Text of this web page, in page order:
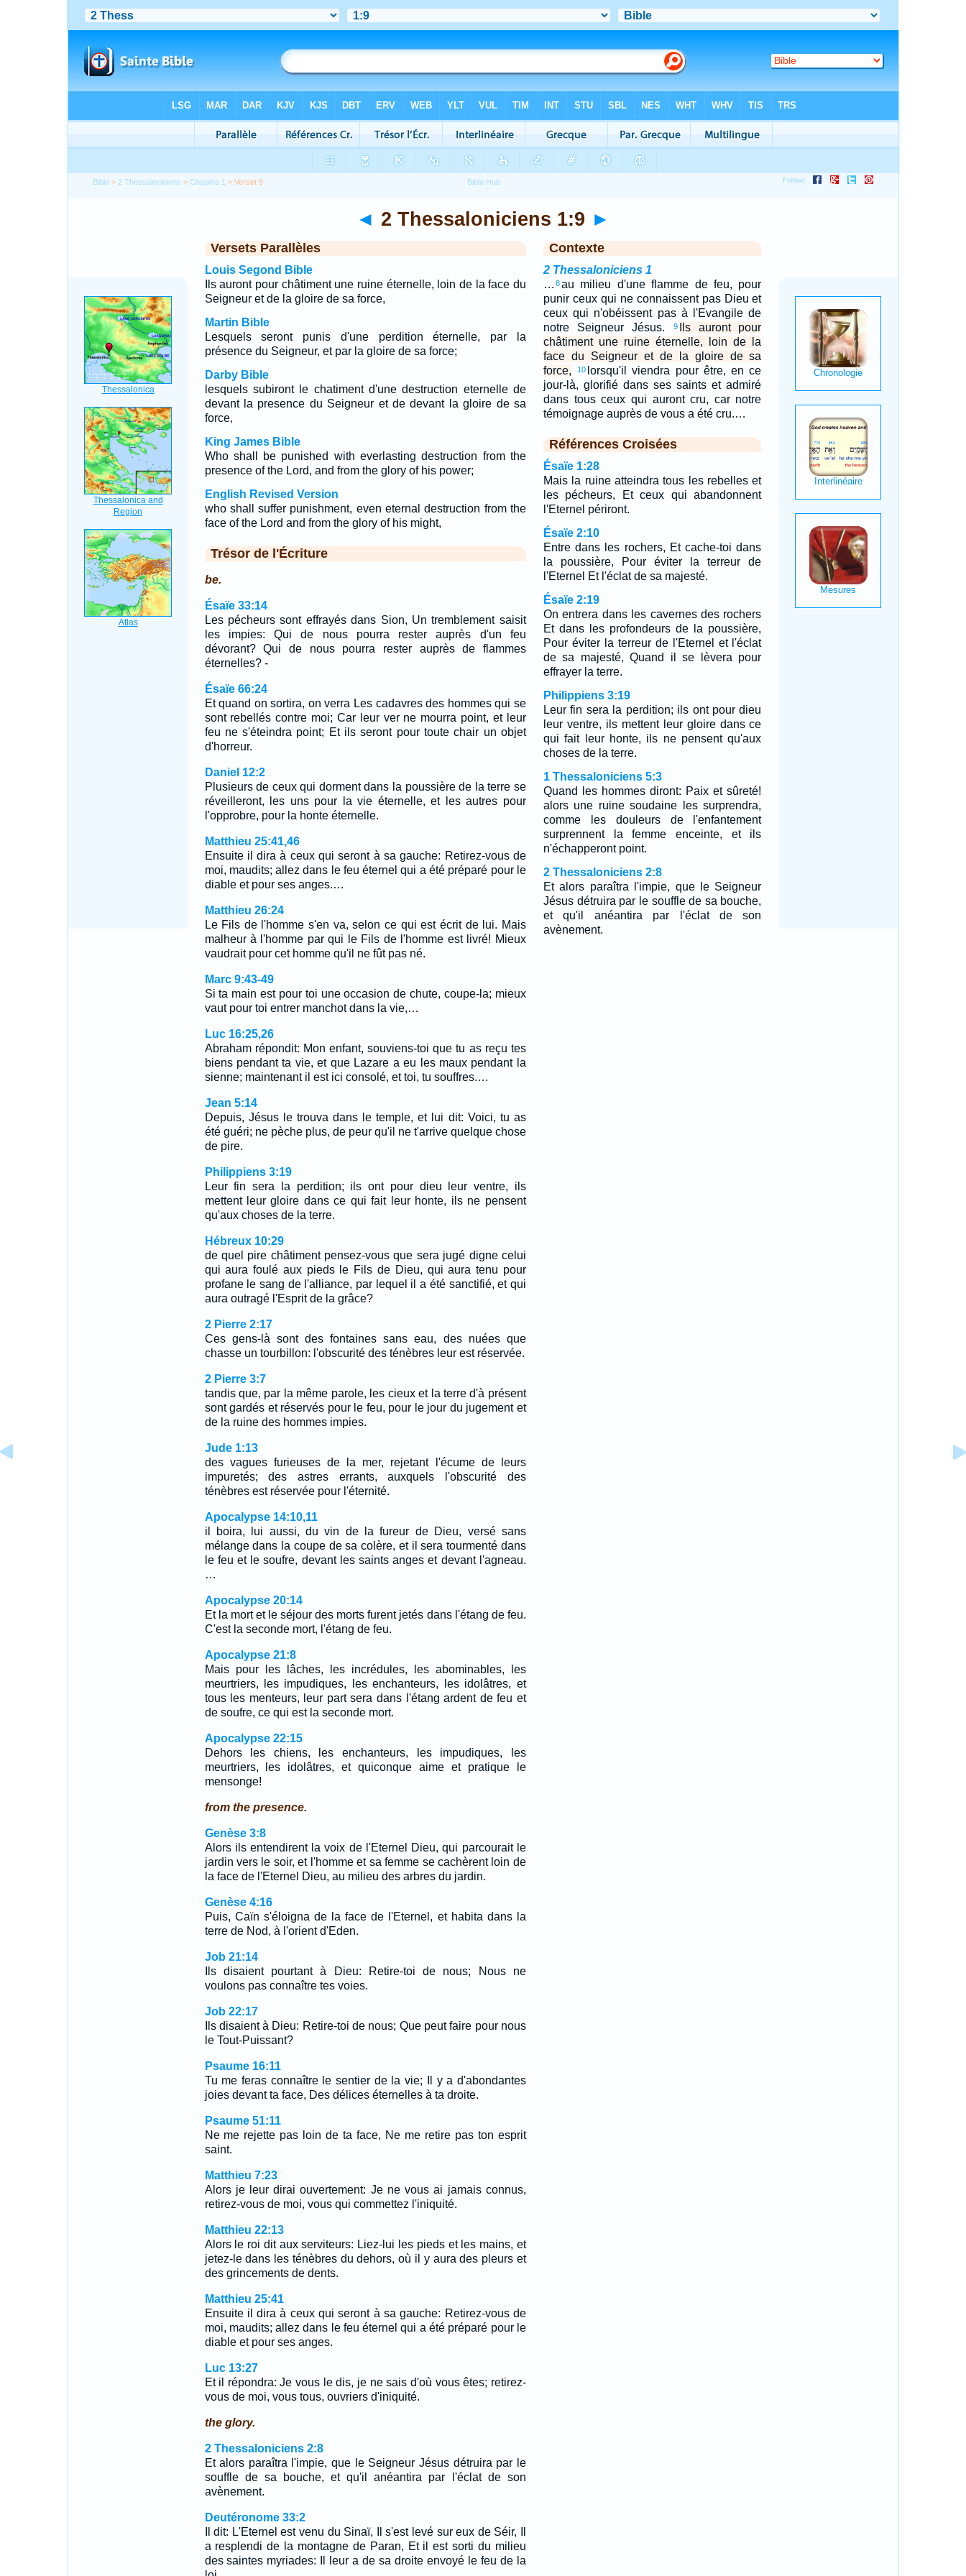
Bible > 2 Thessaloniciens >Chapitre 1 > Verset 9
◄ 2 Thessaloniciens 1:9 ►
Versets Parallèles
Louis Segond Bible
Ils auront pour châtiment une ruine éternelle, loin de la face du
Seigneur et de la gloire de sa force,
Martin Bible
Lesquels seront punis d'une perdition éternelle, par la
présence du Seigneur, et par la gloire de sa force;
Darby Bible
lesquels subiront le chatiment d'une destruction eternelle de
devant la presence du Seigneur et de devant la gloire de sa
force,
King James Bible
Who shall be punished with everlasting destruction from the
presence of the Lord, and from the glory of his power;
English Revised Version
who shall suffer punishment, even eternal destruction from the
face of the Lord and from the glory of his might,
Trésor de l'Écriture
be.
Ésaïe 33:14
Les pécheurs sont effrayés dans Sion, Un tremblement saisit
les impies: Qui de nous pourra rester auprès d'un feu
dévorant? Qui de nous pourra rester auprès de flammes
éternelles? -
Ésaïe 66:24
Et quand on sortira, on verra Les cadavres des hommes qui se
sont rebellés contre moi; Car leur ver ne mourra point, et leur
feu ne s'éteindra point; Et ils seront pour toute chair un objet
d'horreur.
Daniel 12:2
Plusieurs de ceux qui dorment dans la poussière de la terre se
réveilleront, les uns pour la vie éternelle, et les autres pour
l'opprobre, pour la honte éternelle.
Matthieu 25:41,46
Ensuite il dira à ceux qui seront à sa gauche: Retirez-vous de
moi, maudits; allez dans le feu éternel qui a été préparé pour le
diable et pour ses anges.…
Matthieu 26:24
Le Fils de l'homme s'en va, selon ce qui est écrit de lui. Mais
malheur à l'homme par qui le Fils de l'homme est livré! Mieux
vaudrait pour cet homme qu'il ne fût pas né.
Marc 9:43-49
Si ta main est pour toi une occasion de chute, coupe-la; mieux
vaut pour toi entrer manchot dans la vie,…
Luc 16:25,26
Abraham répondit: Mon enfant, souviens-toi que tu as reçu tes
biens pendant ta vie, et que Lazare a eu les maux pendant la
sienne; maintenant il est ici consolé, et toi, tu souffres.…
Jean 5:14
Depuis, Jésus le trouva dans le temple, et lui dit: Voici, tu as
été guéri; ne pèche plus, de peur qu'il ne t'arrive quelque chose
de pire.
Philippiens 3:19
Leur fin sera la perdition; ils ont pour dieu leur ventre, ils
mettent leur gloire dans ce qui fait leur honte, ils ne pensent
qu'aux choses de la terre.
Hébreux 10:29
de quel pire châtiment pensez-vous que sera jugé digne celui
qui aura foulé aux pieds le Fils de Dieu, qui aura tenu pour
profane le sang de l'alliance, par lequel il a été sanctifié, et qui
aura outragé l'Esprit de la grâce?
2 Pierre 2:17
Ces gens-là sont des fontaines sans eau, des nuées que
chasse un tourbillon: l'obscurité des ténèbres leur est réservée.
2 Pierre 3:7
tandis que, par la même parole, les cieux et la terre d'à présent
sont gardés et réservés pour le feu, pour le jour du jugement et
de la ruine des hommes impies.
Jude 1:13
des vagues furieuses de la mer, rejetant l'écume de leurs
impuretés; des astres errants, auxquels l'obscurité des
ténèbres est réservée pour l'éternité.
Apocalypse 14:10,11
il boira, lui aussi, du vin de la fureur de Dieu, versé sans
mélange dans la coupe de sa colère, et il sera tourmenté dans
le feu et le soufre, devant les saints anges et devant l'agneau.
…
Apocalypse 20:14
Et la mort et le séjour des morts furent jetés dans l'étang de feu.
C'est la seconde mort, l'étang de feu.
Apocalypse 21:8
Mais pour les lâches, les incrédules, les abominables, les
meurtriers, les impudiques, les enchanteurs, les idolâtres, et
tous les menteurs, leur part sera dans l'étang ardent de feu et
de soufre, ce qui est la seconde mort.
Apocalypse 22:15
Dehors les chiens, les enchanteurs, les impudiques, les
meurtriers, les idolâtres, et quiconque aime et pratique le
mensonge!
from the presence.
Genèse 3:8
Alors ils entendirent la voix de l'Eternel Dieu, qui parcourait le
jardin vers le soir, et l'homme et sa femme se cachèrent loin de
la face de l'Eternel Dieu, au milieu des arbres du jardin.
Genèse 4:16
Puis, Caïn s'éloigna de la face de l'Eternel, et habita dans la
terre de Nod, à l'orient d'Eden.
Job 21:14
Ils disaient pourtant à Dieu: Retire-toi de nous; Nous ne
voulons pas connaître tes voies.
Job 22:17
Ils disaient à Dieu: Retire-toi de nous; Que peut faire pour nous
le Tout-Puissant?
Psaume 16:11
Tu me feras connaître le sentier de la vie; Il y a d'abondantes
joies devant ta face, Des délices éternelles à ta droite.
Psaume 51:11
Ne me rejette pas loin de ta face, Ne me retire pas ton esprit
saint.
Matthieu 7:23
Alors je leur dirai ouvertement: Je ne vous ai jamais connus,
retirez-vous de moi, vous qui commettez l'iniquité.
Matthieu 22:13
Alors le roi dit aux serviteurs: Liez-lui les pieds et les mains, et
jetez-le dans les ténèbres du dehors, où il y aura des pleurs et
des grincements de dents.
Matthieu 25:41
Ensuite il dira à ceux qui seront à sa gauche: Retirez-vous de
moi, maudits; allez dans le feu éternel qui a été préparé pour le
diable et pour ses anges.
Luc 13:27
Et il répondra: Je vous le dis, je ne sais d'où vous êtes; retirez-
vous de moi, vous tous, ouvriers d'iniquité.
the glory.
2 Thessaloniciens 2:8
Et alors paraîtra l'impie, que le Seigneur Jésus détruira par le
souffle de sa bouche, et qu'il anéantira par l'éclat de son
avènement.
Deutéronome 33:2
Il dit: L'Eternel est venu du Sinaï, Il s'est levé sur eux de Séir, Il
a resplendi de la montagne de Paran, Et il est sorti du milieu
des saintes myriades: Il leur a de sa droite envoyé le feu de la
Contexte
2 Thessaloniciens 1
… 8au milieu d'une flamme de feu, pour
punir ceux qui ne connaissent pas Dieu et
ceux qui n'obéissent pas à l'Evangile de
notre Seigneur Jésus.
9
Ils auront pour
châtiment une ruine éternelle, loin de la
face du Seigneur et de la gloire de sa
force,
10 lorsqu'il viendra pour être, en ce
jour-là, glorifié dans ses saints et admiré
dans tous ceux qui auront cru, car notre
témoignage auprès de vous a été cru.…
Références Croisées
Ésaïe 1:28
Mais la ruine atteindra tous les rebelles et
les pécheurs, Et ceux qui abandonnent
l'Eternel périront.
Ésaïe 2:10
Entre dans les rochers, Et cache-toi dans
la poussière, Pour éviter la terreur de
l'Eternel Et l'éclat de sa majesté.
Ésaïe 2:19
On entrera dans les cavernes des rochers
Et dans les profondeurs de la poussière,
Pour éviter la terreur de l'Eternel et l'éclat
de sa majesté, Quand il se lèvera pour
effrayer la terre.
Philippiens 3:19
Leur fin sera la perdition; ils ont pour dieu
leur ventre, ils mettent leur gloire dans ce
qui fait leur honte, ils ne pensent qu'aux
choses de la terre.
1 Thessaloniciens 5:3
Quand les hommes diront: Paix et sûreté!
alors une ruine soudaine les surprendra,
comme les douleurs de l'enfantement
surprennent la femme enceinte, et ils
n'échapperont point.
2 Thessaloniciens 2:8
Et alors paraîtra l'impie, que le Seigneur
Jésus détruira par le souffle de sa bouche,
et qu'il anéantira par l'éclat de son
avènement.